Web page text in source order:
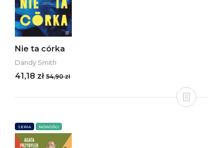
Nie ta córka
Dandy Smith
41,18 zł 54,90 zł
SERIA NOWOŚCI